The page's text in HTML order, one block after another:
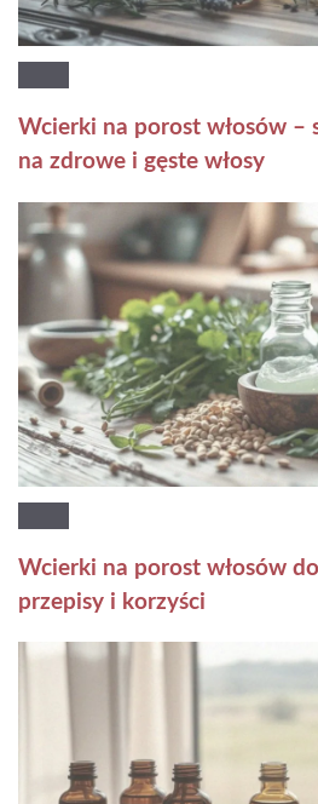
Wcierki na porost włosów –
na zdrowe i gęste włosy
Wcierki na porost włosów
przepisy i korzyści